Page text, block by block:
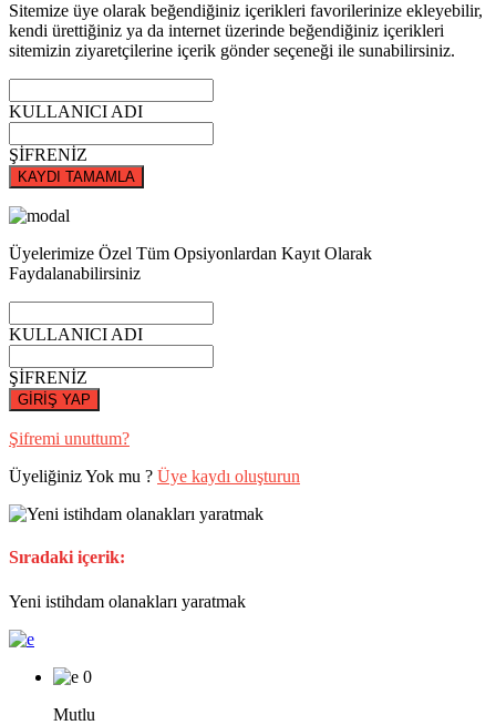
Sitemize üye olarak beğendiğiniz içerikleri favorilerinize ekleyebilir,
kendi ürettiğiniz ya da internet üzerinde beğendiğiniz içerikleri
sitemizin ziyaretçilerine içerik gönder seçeneği ile sunabilirsiniz.
KULLANICI ADI
ŞİFRENİZ
KAYDI TAMAMLA
Üyelerimize Özel Tüm Opsiyonlardan Kayıt Olarak
Faydalanabilirsiniz
KULLANICI ADI
ŞİFRENİZ
GİRİŞ YAP
Şifremi unuttum?
Üyeliğiniz Yok mu ? Üye kaydı oluşturun
Sıradaki içerik:
Yeni istihdam olanakları yaratmak
0
Mutlu